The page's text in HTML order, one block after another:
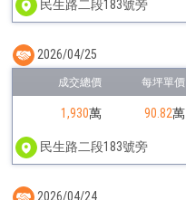
民生路二段183號旁
1,930萬 90.82萬
民生路二段183號旁
2026/04/25
2026/04/24